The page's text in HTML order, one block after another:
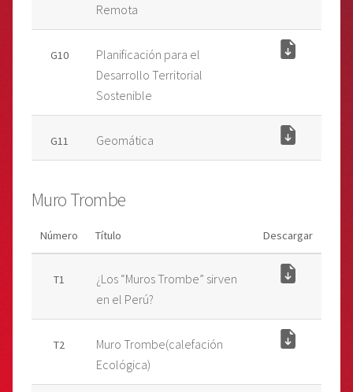
Remota
G10
Planificación para el
Desarrollo Territorial
Sostenible
G11 Geomática
Muro Trombe
Número Título Descargar
T1
¿Los “Muros Trombe” sirven
en el Perú?
T2
Muro Trombe(calefación
Ecológica)